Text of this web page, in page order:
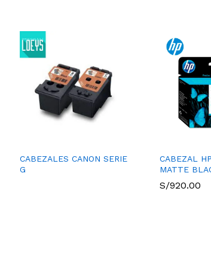
CABEZALES CANON SERIE
G
CABEZAL
MATTE
S/920.00